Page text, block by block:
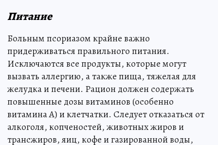
Питание
Больным псориазом крайне важно
придерживаться правильного питания.
Исключаются все продукты, которые могут
вызвать аллергию, а также пища, тяжелая для
желудка и печени. Рацион должен содержать
повышенные дозы витаминов (особенно
витамина А) и клетчатки. Следует отказаться от
алкоголя, копченостей, животных жиров и
трансжиров, яиц, кофе и газированной воды,